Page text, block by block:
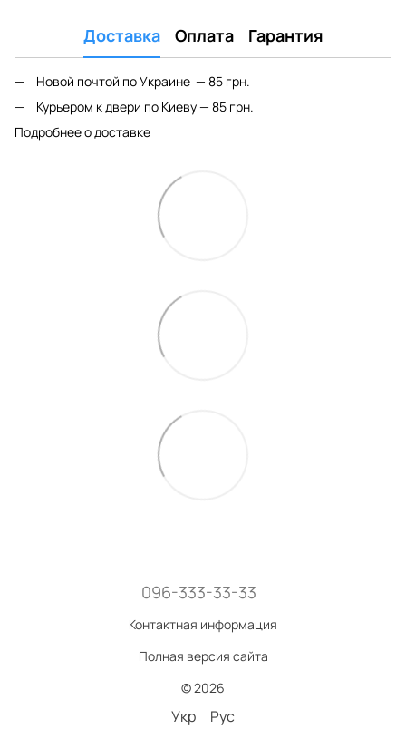
Доставка Оплата Гарантия
Новой почтой по Украине — 85 грн.
Курьером к двери по Киеву — 85 грн.
Подробнее о доставке
096-333-33-33
Контактная информация
Полная версия сайта
© 2026
Укр Рус